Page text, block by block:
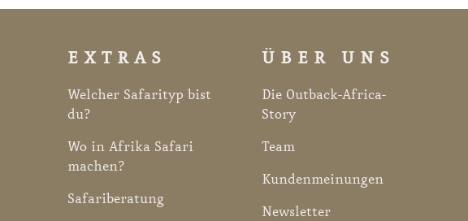
EXTRAS
Welcher Safarityp bist
du?
Wo in Afrika Safari
machen?
Safariberatung
ÜBER UNS
Die Outback-Africa-
Story
Team
Kundenmeinungen
Newsletter